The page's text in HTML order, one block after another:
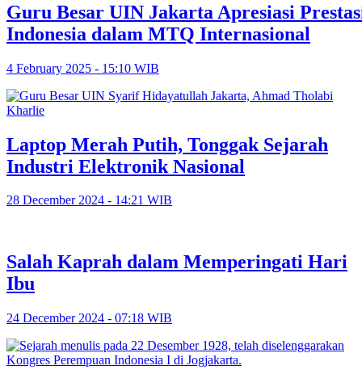
Guru Besar UIN Jakarta Apresiasi
Indonesia dalam MTQ Internasional
4 February 2025 - 15:10 WIB
Laptop Merah Putih, Tonggak Sejarah
Industri Elektronik Nasional
28 December 2024 - 14:21 WIB
Salah Kaprah dalam Memperingati Hari
Ibu
24 December 2024 - 07:18 WIB